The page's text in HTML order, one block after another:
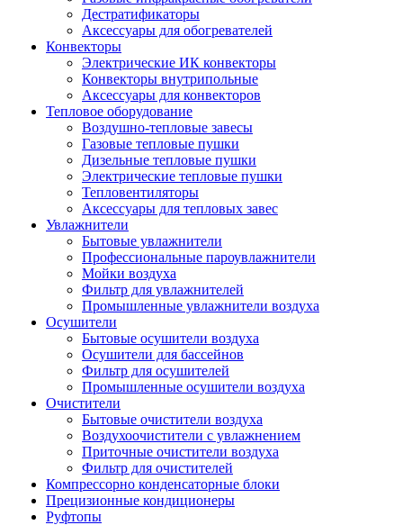
Дестратификаторы
Аксессуары для обогревателей
Конвекторы
Электрические ИК конвекторы
Конвекторы внутрипольные
Аксессуары для конвекторов
Тепловое оборудование
Воздушно-тепловые завесы
Газовые тепловые пушки
Дизельные тепловые пушки
Электрические тепловые пушки
Тепловентиляторы
Аксессуары для тепловых завес
Увлажнители
Бытовые увлажнители
Профессиональные пароувлажнители
Мойки воздуха
Фильтр для увлажнителей
Промышленные увлажнители воздуха
Осушители
Бытовые осушители воздуха
Осушители для бассейнов
Фильтр для осушителей
Промышленные осушители воздуха
Очистители
Бытовые очистители воздуха
Воздухоочистители с увлажнением
Приточные очистители воздуха
Фильтр для очистителей
Компрессорно конденсаторные блоки
Прецизионные кондиционеры
Руфтопы